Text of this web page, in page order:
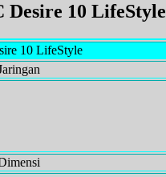
Desire 10 LifeStyle
10 LifeStyle